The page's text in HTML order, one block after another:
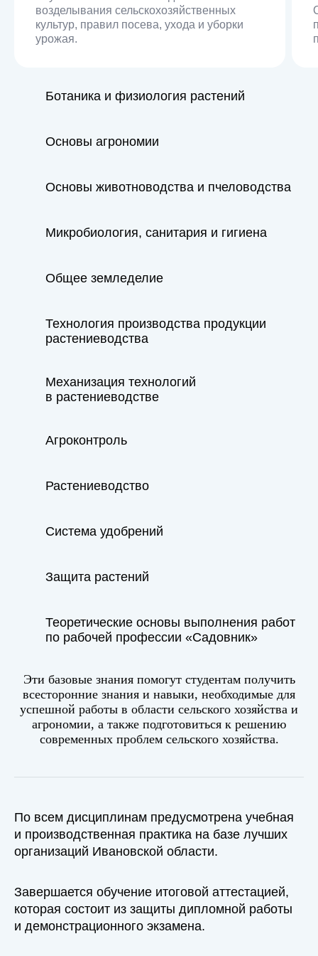
возделывания сельскохозяйственных
культур, правил посева, ухода и уборки
урожая.
Ботаника и физиология растений
Основы агрономии
Основы животноводства и пчеловодства
Микробиология, санитария и гигиена
Общее земледелие
Технология производства продукции
растениеводства
Механизация технологий
в растениеводстве
Агроконтроль
Растениеводство
Система удобрений
Защита растений
Теоретические основы выполнения работ
по рабочей профессии «Садовник»
Эти базовые знания помогут студентам получить
всесторонние знания и навыки, необходимые для
успешной работы в области сельского хозяйства и
агрономии, а также подготовиться к решению
современных проблем сельского хозяйства.
По всем дисциплинам предусмотрена учебная
и производственная практика на базе лучших
организаций Ивановской области.
Завершается обучение итоговой аттестацией,
которая состоит из защиты дипломной работы
и демонстрационного экзамена.